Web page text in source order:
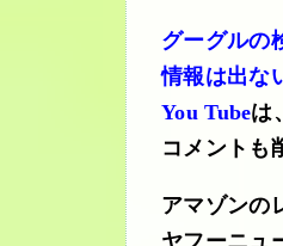
グーグルの
情報は出な
You Tubeは
コメントも
アマゾンの
ヤフーニュ